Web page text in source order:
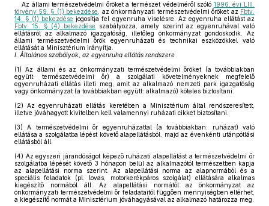
Az állami természetvédelmi őröket a természet védelméről szóló 1996. évi LIII.
törvény 59. § (1) bekezdése , az önkormányzati természetvédelmi őröket az Fbtv.
14. § (1) bekezdése jogosítja fel egyenruha viselésre. Az egyenruha ellátást az
Fbtv. 15. § (4) bekezdése
szabályozza, amely szerint az egyenruhával való
ellátásról az alkalmazó igazgatóság, illetőleg önkormányzat gondoskodik. Az
állami természetvédelmi őrök egyenruházati és technikai eszközökkel való
ellátását a Minisztérium irányítja.
I. Általános szabályok, az egyenruha ellátás rendszere
(1) Az állami és az önkormányzati természetvédelmi őröket (a továbbiakban
együtt: természetvédelmi őr) a szolgálati követelményeknek megfelelő
egyenruházati ellátás illeti meg, amit az alkalmazó nemzeti park igazgatóság
vagy önkormányzat (a továbbiakban együtt: alkalmazó) köteles biztosítani.
(2) Az egyenruházati ellátás keretében a Minisztérium által rendszeresített,
illetve jóváhagyott kivitelben kell valamennyi ruházati cikket biztosítani.
(3) A természetvédelmi őr egyenruházattal (a továbbiakban: ruházat) való
ellátása a szolgálatba lépést követő alapellátásból, majd az évenkénti utánpótlási
ellátásból áll.
(4) Az egyszeri járandóságot képező ruházati alapellátást a természetvédelmi őr
szolgálatba lépését követő 3 hónapon belül az alkalmazótól természetben kapja
az alapellátási norma szerint. Az alapellátási norma az alapnormából és a
speciális feladatok (pl. lovas, motorkerékpáros szolgálat) ellátására alkalmas
kiegészítő normából áll. Az alapellátási normától az önkormányzat az
önkormányzati természetvédelmi őr feladataitól függően mennyiségben eltérhet,
a kiegészítő normát a Minisztérium jóváhagyásával az alkalmazó határozza meg.